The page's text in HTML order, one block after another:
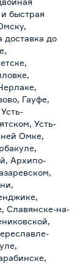
быстрая
доставка до
Гауфе,
Усть-
Омке,
Архипо-
Славянске-на-